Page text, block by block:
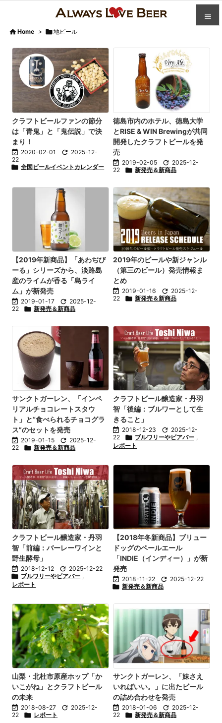


次へ

検索
 Home > 地ビール
クラフトビールファンの節分
は「青鬼」と「鬼伝説」で決
まり！
 2020-02-01  2025-12-
22
 全国ビールイベントカレンダー
徳島市内のホテル、徳島大学
とRISE & WIN Brewingが共同
開発したクラフトビールを発
売
 2019-02-05  2025-12-
22
 新発売＆新商品
【2019年新商品】「あわぢび
ーる」シリーズから、淡路島
産のライムが香る「島ライ
ム」が新発売
 2019-01-17  2025-12-
22
 新発売＆新商品
2019年のビールや新ジャンル
（第三のビール）発売情報ま
とめ
 2019-01-16  2025-12-
22
 新発売＆新商品
サンクトガーレン、「インペ
リアルチョコレートスタウ
ト」と“食べられるチョコグラ
ス”のセットを発売
 2019-01-15  2025-12-
22
 新発売＆新商品
クラフトビール醸造家・丹羽
智「後編：ブルワーとして生
きること」
 2018-12-23  2025-12-
22
 ブルワリーやビアバー ,
レポート
クラフトビール醸造家・丹羽
智「前編：バーレーワインと
野生酵母」
 2018-12-12  2025-12-22
 ブルワリーやビアバー ,
レポート
【2018年冬新商品】ブリュー
ドッグのペールエール
「INDIE（インディー）」が新
発売
 2018-11-22  2025-12-22
 新発売＆新商品
山梨・北杜市原産ホップ「か
いこがね」とクラフトビール
の未来
 2018-08-27  2025-12-
22
 レポート
サンクトガーレン、「妹さえ
いればいい。」に出たビール
の詰め合わせを発売
 2018-01-06  2025-12-
22
 新発売＆新商品